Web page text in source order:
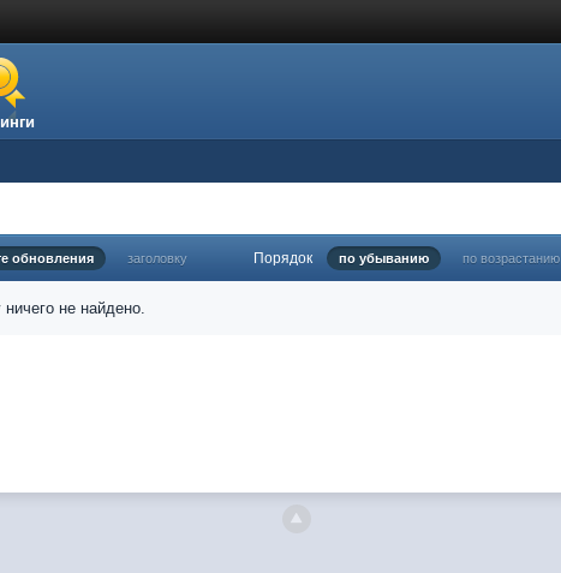
обновления заголовку Порядок по убыванию по возрастанию
не найдено.